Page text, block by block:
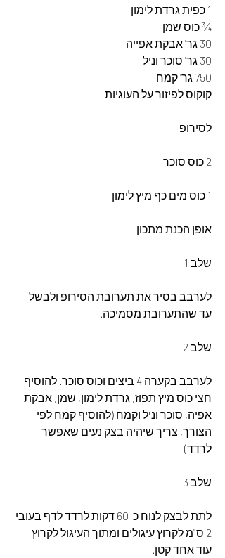
1 כפית גרדת לימון
¾ כוס שמן
30 גר' אבקת אפייה
30 גר' סוכר וניל
750 גר' קמח
קוקוס לפיזור על העוגיות
לסירופ
2 כוס סוכר
1 כוס מים כף מיץ לימון
אופן הכנת מתכון
שלב 1
לערבב בסיר את תערובת הסירופ ולבשל
עד שהתערובת מסמיכה.
שלב 2
לערבב בקערה 4 ביצים וכוס סוכר. להוסיף
חצי כוס מיץ תפוז, גרדת לימון, שמן, אבקת
אפיה, סוכר וניל וקמח (להוסיף קמח לפי
הצורך, צריך שיהיה בצק נעים שאפשר
לרדד)
שלב 3
לתת לבצק לנוח כ-60 דקות לרדד לדף בעובי
2 ס"מ לקרוץ עיגולים ומתוך העיגול לקרוץ
עוד אחד קטן.